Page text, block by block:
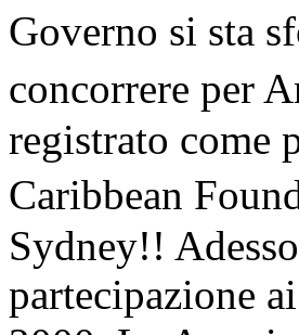
Governo si sta
concorrere per
registrato come
Caribbean
Sydney!!
partecipazione